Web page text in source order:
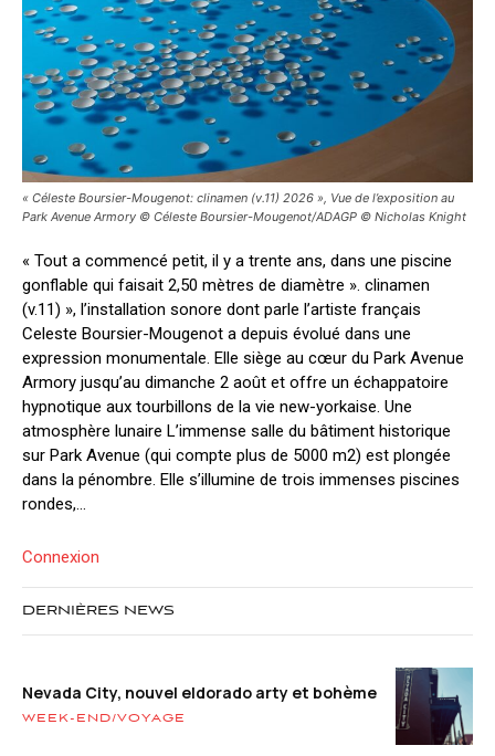
« Céleste Boursier-Mougenot: clinamen (v.11) 2026 », Vue de l’exposition au
Park Avenue Armory © Céleste Boursier-Mougenot/ADAGP © Nicholas Knight
« Tout a commencé petit, il y a trente ans, dans une piscine
gonflable qui faisait 2,50 mètres de diamètre ». clinamen
(v.11) », l’installation sonore dont parle l’artiste français
Celeste Boursier-Mougenot a depuis évolué dans une
expression monumentale. Elle siège au cœur du Park Avenue
Armory jusqu’au dimanche 2 août et offre un échappatoire
hypnotique aux tourbillons de la vie new-yorkaise. Une
atmosphère lunaire L’immense salle du bâtiment historique
sur Park Avenue (qui compte plus de 5000 m2) est plongée
dans la pénombre. Elle s’illumine de trois immenses piscines
rondes,...
Connexion
DERNIÈRES NEWS
Nevada City, nouvel eldorado arty et bohème
WEEK-END/VOYAGE